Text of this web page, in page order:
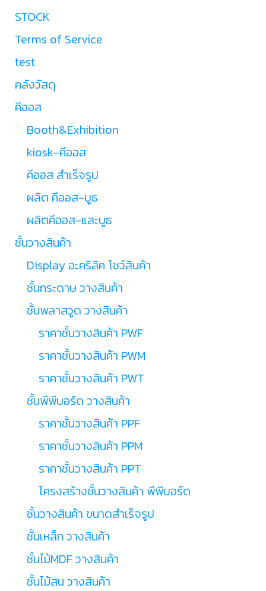
STOCK
Terms of Service
test
คลังวัสดุ
คีออส
Booth&Exhibition
kiosk-คีออส
คีออส สำเร็จรูป
ผลิต คีออส-บูธ
ผลิตคีออส-และบูธ
ชั้นวางสินค้า
Display อะคริลิค โชว์สินค้า
ชั้นกระดาษ วางสินค้า
ชั้นพลาสวูด วางสินค้า
ราคาชั้นวางสินค้า PWF
ราคาชั้นวางสินค้า PWM
ราคาชั้นวางสินค้า PWT
ชั้นพีพีบอร์ด วางสินค้า
ราคาชั้นวางสินค้า PPF
ราคาชั้นวางสินค้า PPM
ราคาชั้นวางสินค้า PPT
โครงสร้างชั้นวางสินค้า พีพีบอร์ด
ชั้นวางสินค้า ขนาดสำเร็จรูป
ชั้นเหล็ก วางสินค้า
ชั้นไม้MDF วางสินค้า
ชั้นไม้สน วางสินค้า